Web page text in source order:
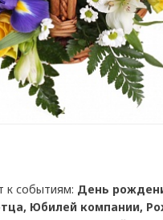
к событиям: День
Юбилей компании,